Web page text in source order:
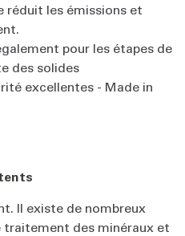
réduit les émissions et
pour les étapes de
des solides
excellentes - Made in
Il existe de nombreux
des minéraux et